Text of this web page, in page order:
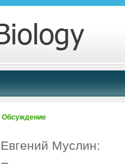
Обсуждение
Евгений Муслин: